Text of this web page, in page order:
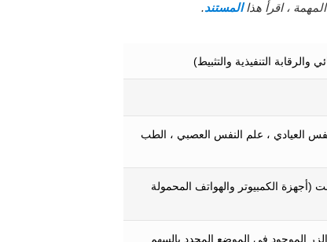
، اقرأ هذاالمستند.
العيادي ، علم النفس العصبي ، الطب
(أجهزة الكمبيوتر والهواتف المحمولة
الموجود في الموضع المحدد بالسهم